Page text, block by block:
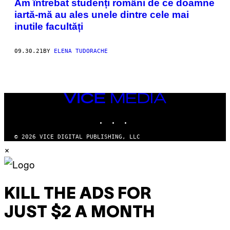
Am întrebat studenți români de ce doamne
iartă-mă au ales unele dintre cele mai
inutile facultăți
09.30.21BY ELENA TUDORACHE
VICE
MEDIA
© 2026 VICE DIGITAL PUBLISHING, LLC
×
KILL THE ADS FOR
JUST $2 A MONTH